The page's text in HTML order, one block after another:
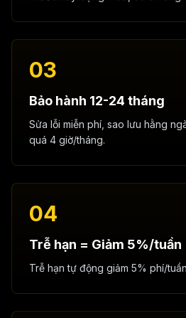
03
Bảo hành 12-24 tháng
Sửa lỗi miễn phí, sao lưu hằng
quá 4 giờ/tháng.
04
Trễ hạn = Giảm 5%/tuần
Trễ hạn tự động giảm 5% phí/